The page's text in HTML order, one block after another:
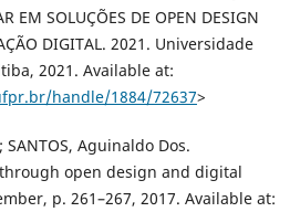
EM SOLUÇÕES DE OPEN DESIGN
DIGITAL. 2021. Universidade
2021. Available at:
handle/1884/72637>
SANTOS, Aguinaldo Dos.
open design and digital
p. 261–267, 2017. Available at: